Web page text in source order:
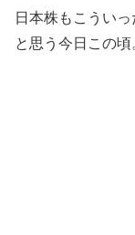
日本株もこうい
と思う今日この頃